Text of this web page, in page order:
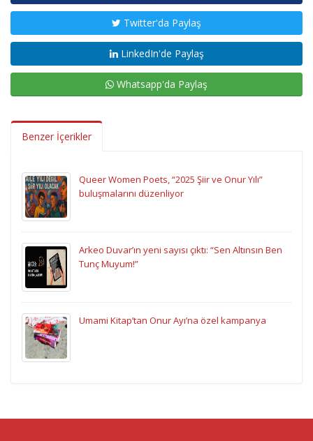
Twitter'da Paylaş
LinkedIn'de Paylaş
Whatsapp'da Paylaş
Benzer İçerikler
Queer Women Poets, “2025 Şiir ve Onur Yılı”
buluşmalarını düzenliyor
Arkeo Duvar’ın yeni sayısı çıktı: “Sen Altınsın Ben
Tunç Muyum!”
Umami Kitap’tan Onur Ayı’na özel kampanya